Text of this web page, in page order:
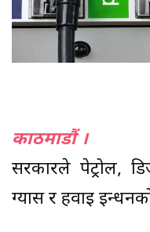
काठमाडौं ।
सरकारले पेट्रोल,
ग्यास र हवाइ